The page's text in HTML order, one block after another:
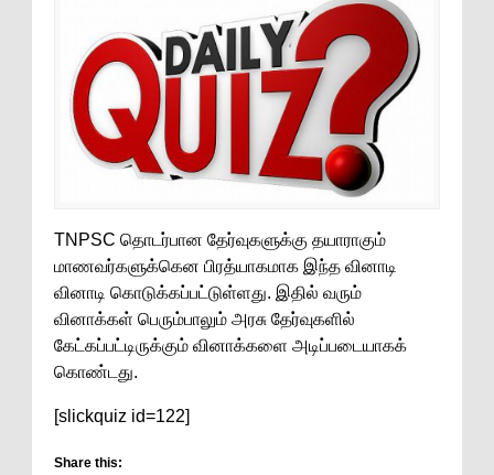
TNPSC தொடர்பான தேர்வுகளுக்கு தயாராகும்
மாணவர்களுக்கென பிரத்யாகமாக இந்த வினாடி
வினாடி கொடுக்கப்பட்டுள்ளது. இதில் வரும்
வினாக்கள் பெரும்பாலும் அரசு தேர்வுகளில்
கேட்கப்பட்டிருக்கும் வினாக்களை அடிப்படையாகக்
கொண்டது.
[slickquiz id=122]
Share this: